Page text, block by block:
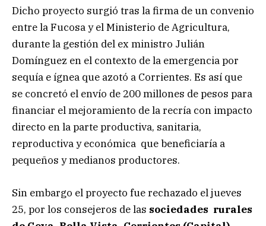
Dicho proyecto surgió tras la firma de un convenio
entre la Fucosa y el Ministerio de Agricultura,
durante la gestión del ex ministro Julián
Domínguez en el contexto de la emergencia por
sequía e ígnea que azotó a Corrientes. Es así que
se concretó el envío de 200 millones de pesos para
financiar el mejoramiento de la recría con impacto
directo en la parte productiva, sanitaria,
reproductiva y económica que beneficiaría a
pequeños y medianos productores.
Sin embargo el proyecto fue rechazado el jueves
25, por los consejeros de las sociedades rurales